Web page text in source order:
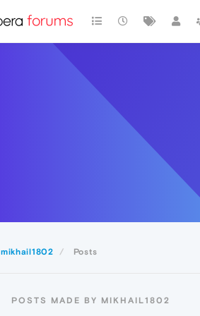
mikhail1802 Posts
POSTS MADE BY MIKHAIL1802